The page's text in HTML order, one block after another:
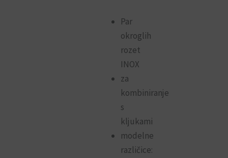
Par
okroglih
rozet
INOX
za
kombiniranje
s
kljukami
modelne
različice: